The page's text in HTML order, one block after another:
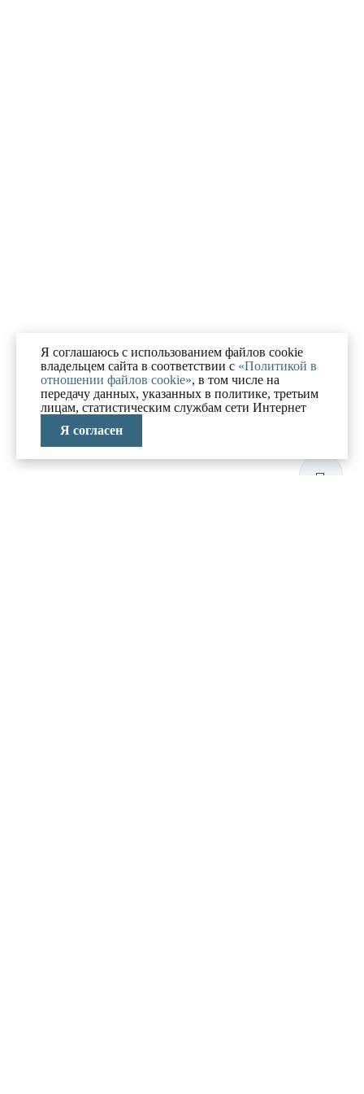
Я соглашаюсь с использованием файлов cookie
владельцем сайта в соответствии с «Политикой в
отношении файлов cookie», в том числе на
передачу данных, указанных в политике, третьим
лицам, статистическим службам сети Интернет
Я согласен